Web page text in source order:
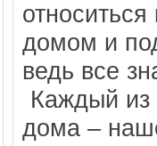
домом и
ведь все
Каждый из
дома –